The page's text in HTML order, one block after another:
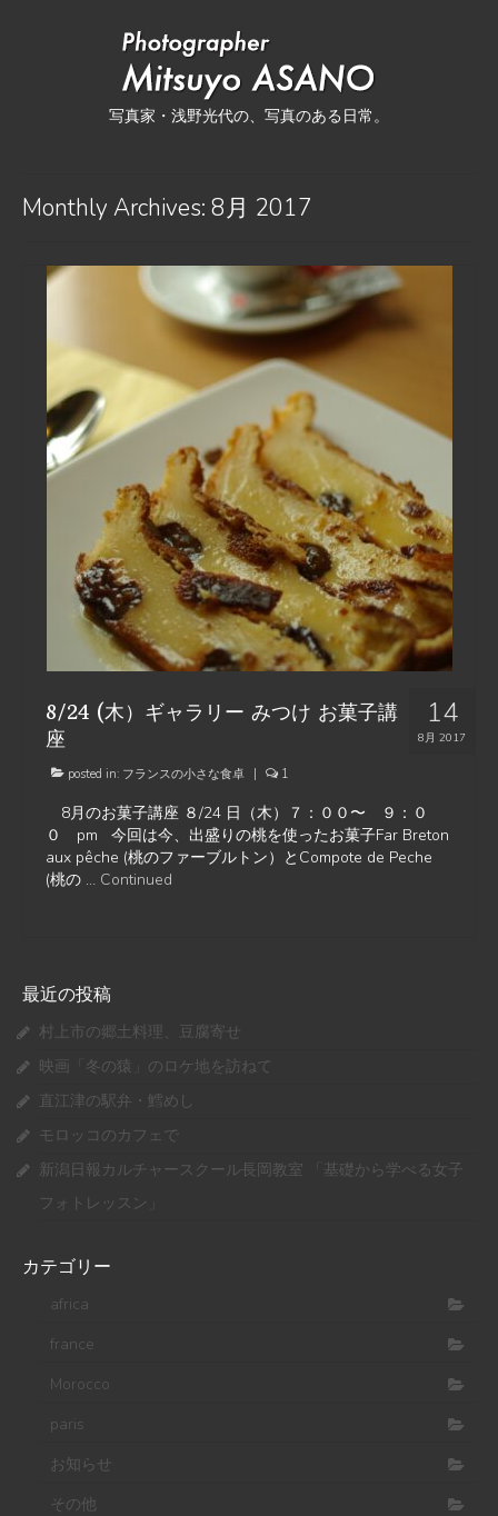
写真家・浅野光代の、写真のある日常。
Monthly Archives: 8月 2017
14
8月 2017
8/24 (木）ギャラリー みつけ お菓子講
座
posted in: フランスの小さな食卓 1
8月のお菓子講座 ８/24 日（木）７：００〜 ９：０
０ pm 今回は今、出盛りの桃を使ったお菓子Far Breton
aux pêche (桃のファーブルトン）とCompote de Peche
(桃の … Continued
最近の投稿
村上市の郷土料理、豆腐寄せ
映画「冬の猿」のロケ地を訪ねて
直江津の駅弁・鱈めし
モロッコのカフェで
新潟日報カルチャースクール長岡教室 「基礎から学べる女子
フォトレッスン」
カテゴリー
africa
france
Morocco
paris
お知らせ
その他